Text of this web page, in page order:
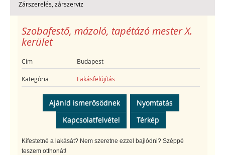
Zárszerelés, zárszerviz
Szobafestő, mázoló, tapétázó mester X.
kerület
Cím Budapest
Kategória Lakásfelújítás
Ajánld ismerősödnek
Nyomtatás
Kapcsolatfelvétel
Térkép
Kifestetné a lakását? Nem szeretne ezzel bajlódni? Széppé
teszem otthonát!